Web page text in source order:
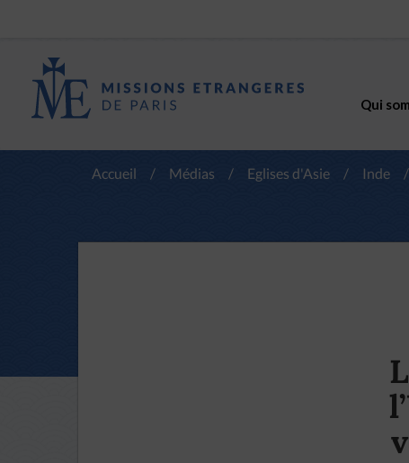
Qui
Accueil / Médias / Eglises d'Asie / Inde /